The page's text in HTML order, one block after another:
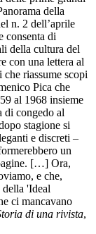
della
n. 2 dell’aprile
consenta di
della cultura del
con una lettera al
riassume scopi
Pica che
al 1968 insieme
di congedo al
stagione si
e discreti –
un
[…] Ora,
e che,
'Ideal
ci mancavano
di una rivista,